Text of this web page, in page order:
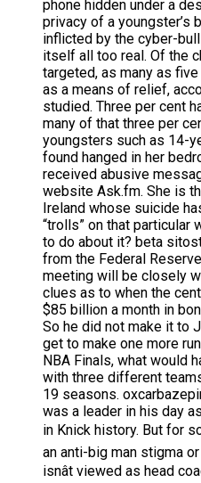
phone hidden under a
privacy of a youngster’s
inflicted by the cyber-
itself all too real. Of the
targeted, as many as
as a means of relief,
studied. Three per cent
many of that three per
youngsters such as 14-
found hanged in her
received abusive
website Ask.fm. She is
Ireland whose suicide
“trolls” on that particular
to do about it? beta
from the Federal
meeting will be closely
clues as to when the
$85 billion a month in
So he did not make it to
get to make one more
NBA Finals, what would
with three different
19 seasons.
was a leader in his day
in Knick history. But for
an anti-big man stigma
isnât viewed as head